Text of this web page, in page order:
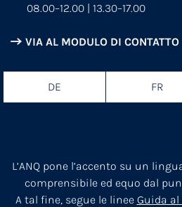
08.00–12.00 | 13.30–17.00
VIA AL MODULO DI CONTATTO
DE FR
L’ANQ pone l’accento su un
comprensibile ed equo dal
A tal fine, segue le linee Guida